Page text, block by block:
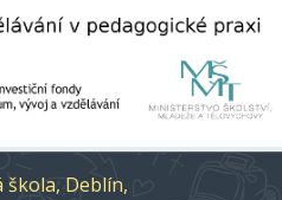
škola, Deblín,